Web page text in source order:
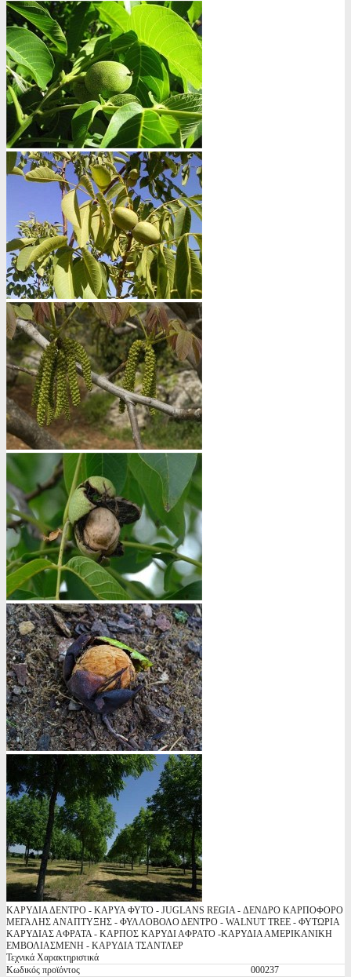
ΚΑΡΥΔΙΑ ΔΕΝΤΡΟ - ΚΑΡΥΑ ΦΥΤΟ - JUGLANS REGIA - ΔΕΝΔΡΟ ΚΑΡΠΟΦΟΡΟ
ΜΕΓΑΛΗΣ ΑΝΑΠΤΥΞΗΣ - ΦΥΛΛΟΒΟΛΟ ΔΕΝΤΡΟ - WALNUT TREE - ΦΥΤΩΡΙΑ
ΚΑΡΥΔΙΑΣ ΑΦΡΑΤΑ - ΚΑΡΠΟΣ ΚΑΡΥΔΙ ΑΦΡΑΤΟ -ΚΑΡΥΔΙΑ ΑΜΕΡΙΚΑΝΙΚΗ
ΕΜΒΟΛΙΑΣΜΕΝΗ - ΚΑΡΥΔΙΑ ΤΣΑΝΤΛΕΡ
Τεχνικά Χαρακτηριστικά
Κωδικός προϊόντος
000237